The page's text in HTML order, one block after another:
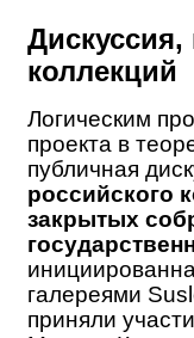
коллекций
Логическим
проекта в
публичная
российского
закрытых
галереями
приняли